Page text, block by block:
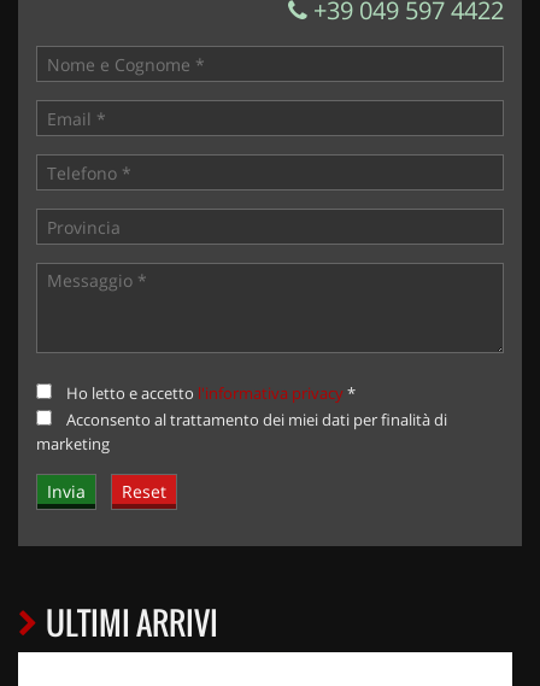
+39 049 597 4422
Ho letto e accetto l'informativa privacy*
Acconsento al trattamento dei miei dati per finalità di
marketing
ULTIMI ARRIVI